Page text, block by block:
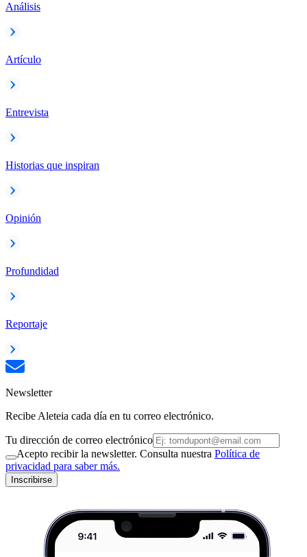
Análisis
Artículo
Entrevista
Historias que inspiran
Opinión
Profundidad
Reportaje
Newsletter
Recibe Aleteia cada día en tu correo electrónico.
Tu dirección de correo electrónico
Acepto recibir la newsletter. Consulta nuestra Política de
privacidad para saber más.
Inscribirse